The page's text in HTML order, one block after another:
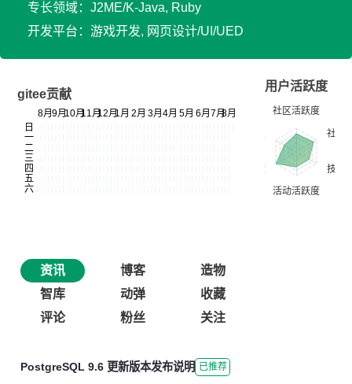
专长领域：J2ME/K-Java, Ruby
开发平台：游戏开发, 网页设计/UI/UED
gitee贡献
用户活跃度
资讯 博客
造物
智库
动弹
收藏
评论
粉丝 关注
PostgreSQL 9.6 更新版本发布说明 已推荐